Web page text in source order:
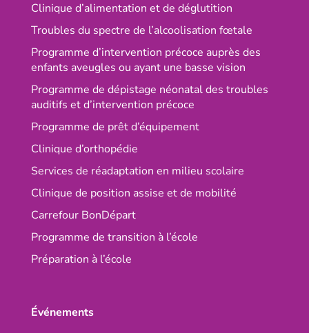
Clinique d’alimentation et de déglutition
Troubles du spectre de l’alcoolisation fœtale
Programme d’intervention précoce auprès des
enfants aveugles ou ayant une basse vision
Programme de dépistage néonatal des troubles
auditifs et d’intervention précoce
Programme de prêt d’équipement
Clinique d’orthopédie
Services de réadaptation en milieu scolaire
Clinique de position assise et de mobilité
Carrefour BonDépart
Programme de transition à l’école
Préparation à l’école
Événements